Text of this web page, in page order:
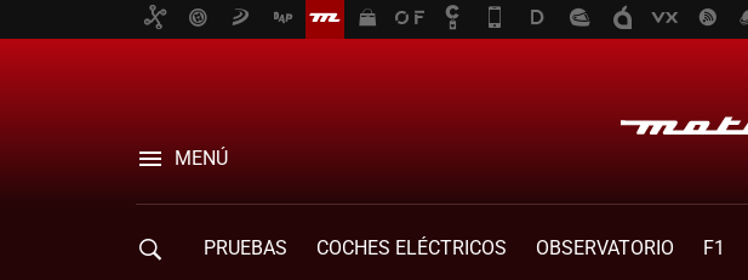
MENÚ
PRUEBAS COCHES ELÉCTRICOS OBSERVATORIO F1